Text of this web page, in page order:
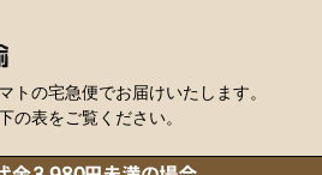
トの宅急便でお届けいたします。
の表をご覧ください。